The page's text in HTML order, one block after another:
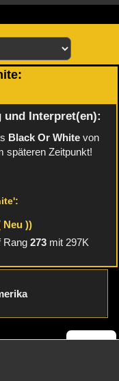
und Interpret(en):
Black Or Whitevon
späteren Zeitpunkt!
Neu ))
Rang273 mit 297K